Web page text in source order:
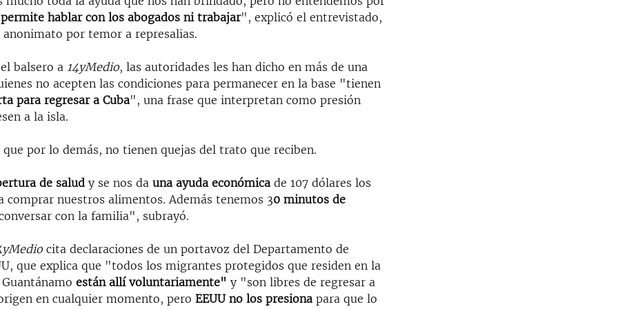
hablar con los abogados ni trabajar", explicó el entrevistado,
por temor a represalias.
balsero a 14yMedio, las autoridades les han dicho en más de una
no acepten las condiciones para permanecer en la base "tienen
para regresar a Cuba", una frase que interpretan como presión
a la isla.
por lo demás, no tienen quejas del trato que reciben.
de saludy se nos dauna ayuda económica de 107 dólares los
comprar nuestros alimentos. Además tenemos 30 minutos de
con la familia", subrayó.
cita declaraciones de un portavoz del Departamento de
que explica que "todos los migrantes protegidos que residen en la
Guantánamoestán allí voluntariamente" y "son libres de regresar a
en cualquier momento, peroEEUU no los presiona para que lo